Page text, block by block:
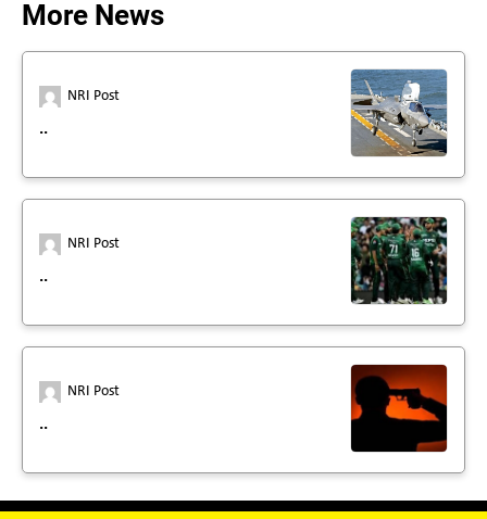
More News
NRI Post
..
NRI Post
..
NRI Post
..